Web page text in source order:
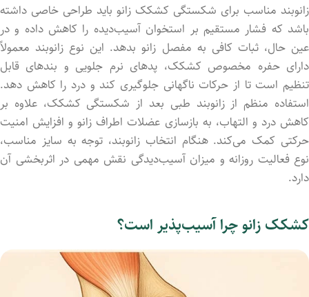
زانوبند مناسب برای شکستگی کشکک زانو باید طراحی خاصی داشته
باشد که فشار مستقیم بر استخوان آسیب‌دیده را کاهش داده و در
عین حال، ثبات کافی به مفصل زانو بدهد. این نوع زانوبند معمولاً
دارای حفره مخصوص کشکک، پدهای نرم جلویی و بندهای قابل
تنظیم است تا از حرکات ناگهانی جلوگیری کند و درد را کاهش دهد.
استفاده منظم از زانوبند طبی بعد از شکستگی کشکک، علاوه بر
کاهش درد و التهاب، به بازسازی عضلات اطراف زانو و افزایش امنیت
حرکتی کمک می‌کند. هنگام انتخاب زانوبند، توجه به سایز مناسب،
نوع فعالیت روزانه و میزان آسیب‌دیدگی نقش مهمی در اثربخشی آن
دارد.
کشکک زانو چرا آسیب‌پذیر است؟